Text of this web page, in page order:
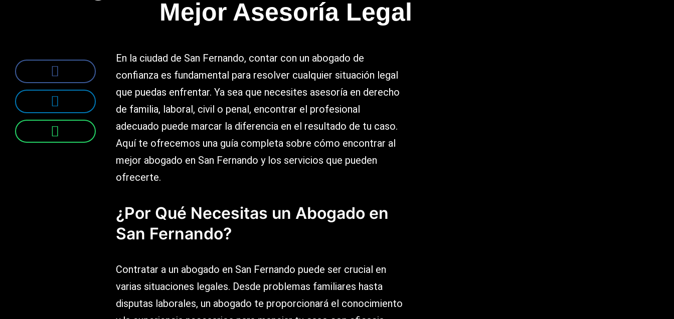
Mejor Asesoría Legal
En la ciudad de San Fernando, contar con un abogado de
confianza es fundamental para resolver cualquier situación legal
que puedas enfrentar. Ya sea que necesites asesoría en derecho
de familia, laboral, civil o penal, encontrar el profesional
adecuado puede marcar la diferencia en el resultado de tu caso.
Aquí te ofrecemos una guía completa sobre cómo encontrar al
mejor abogado en San Fernando y los servicios que pueden
ofrecerte.
¿Por Qué Necesitas un Abogado en
San Fernando?
Contratar a un abogado en San Fernando puede ser crucial en
varias situaciones legales. Desde problemas familiares hasta
disputas laborales, un abogado te proporcionará el conocimiento